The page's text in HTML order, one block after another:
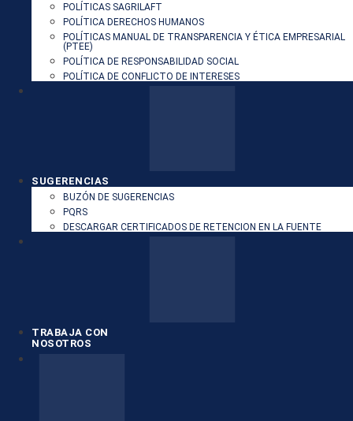
POLÍTICAS SAGRILAFT
POLÍTICA DERECHOS HUMANOS
POLÍTICAS MANUAL DE TRANSPARENCIA Y ÉTICA EMPRESARIAL
(PTEE)
POLÍTICA DE RESPONSABILIDAD SOCIAL
POLÍTICA DE CONFLICTO DE INTERESES
SUGERENCIAS
BUZÓN DE SUGERENCIAS
PQRS
DESCARGAR CERTIFICADOS DE RETENCION EN LA FUENTE
TRABAJA CON
NOSOTROS